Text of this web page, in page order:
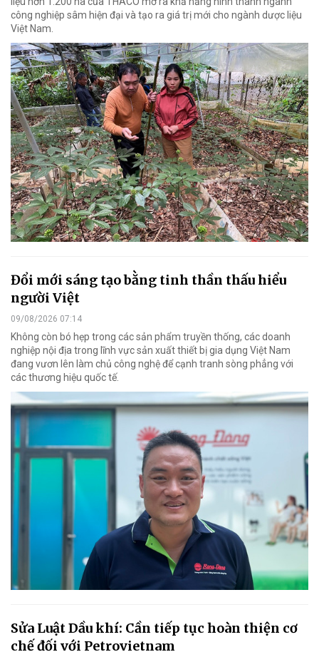
công nghiệp sâm hiện đại và tạo ra giá trị mới cho ngành dược liệu
Việt Nam.
Đổi mới sáng tạo bằng tinh thần thấu hiểu
người Việt
09/08/2026 07:14
Không còn bó hẹp trong các sản phẩm truyền thống, các doanh
nghiệp nội địa trong lĩnh vực sản xuất thiết bị gia dụng Việt Nam
đang vươn lên làm chủ công nghệ để cạnh tranh sòng phẳng với
các thương hiệu quốc tế.
Sửa Luật Dầu khí: Cần tiếp tục hoàn thiện cơ
chế đối với Petrovietnam